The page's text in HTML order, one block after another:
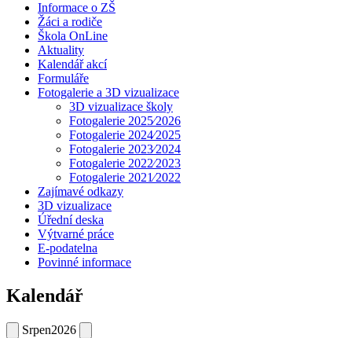
Informace o ZŠ
Žáci a rodiče
Škola OnLine
Aktuality
Kalendář akcí
Formuláře
Fotogalerie a 3D vizualizace
3D vizualizace školy
Fotogalerie 2025⁄2026
Fotogalerie 2024⁄2025
Fotogalerie 2023⁄2024
Fotogalerie 2022⁄2023
Fotogalerie 2021⁄2022
Zajímavé odkazy
3D vizualizace
Úřední deska
Výtvarné práce
E-podatelna
Povinné informace
Kalendář
Srpen2026